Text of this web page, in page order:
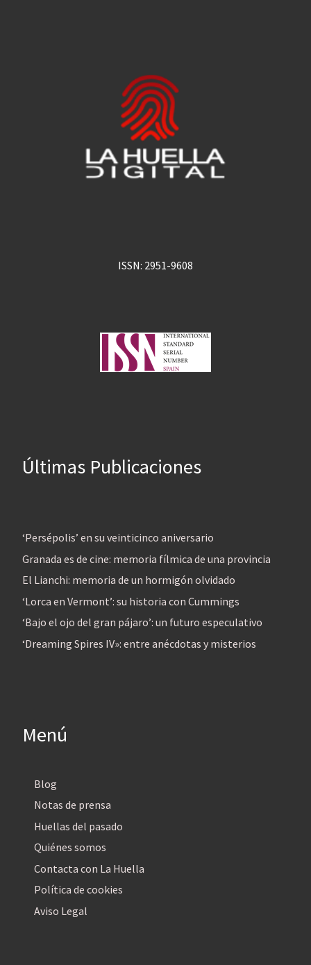
ISSN: 2951-9608
Últimas Publicaciones
‘Persépolis’ en su veinticinco aniversario
Granada es de cine: memoria fílmica de una provincia
El Lianchi: memoria de un hormigón olvidado
‘Lorca en Vermont’: su historia con Cummings
‘Bajo el ojo del gran pájaro’: un futuro especulativo
‘Dreaming Spires IV»: entre anécdotas y misterios
Menú
Blog
Notas de prensa
Huellas del pasado
Quiénes somos
Contacta con La Huella
Política de cookies
Aviso Legal